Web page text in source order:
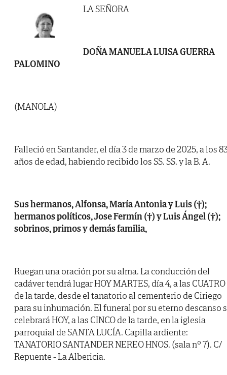
LA SEÑORA
DOÑA MANUELA LUISA GUERRA
PALOMINO
(MANOLA)
Falleció en Santander, el día 3 de marzo de 2025, a los
años de edad, habiendo recibido los SS. SS. y la B. A.
Sus hermanos, Alfonsa, María Antonia y Luis (†);
hermanos políticos, Jose Fermín (†) y Luis Ángel (†);
sobrinos, primos y demás familia,
Ruegan una oración por su alma. La conducción del
cadáver tendrá lugar HOY MARTES, día 4, a las CUATRO
de la tarde, desde el tanatorio al cementerio de Ciriego
para su inhumación. El funeral por su eterno descanso
celebrará HOY, a las CINCO de la tarde, en la iglesia
parroquial de SANTA LUCÍA. Capilla ardiente:
TANATORIO SANTANDER NEREO HNOS. (sala nº 7). C/
Repuente - La Albericia.